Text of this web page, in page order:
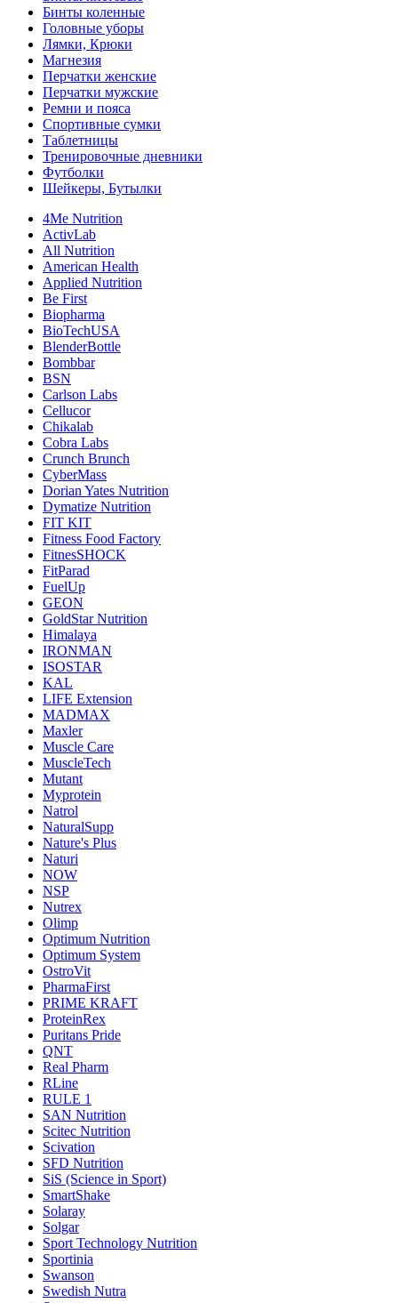
Бинты коленные
Головные уборы
Лямки, Крюки
Магнезия
Перчатки женские
Перчатки мужские
Ремни и пояса
Спортивные сумки
Таблетницы
Тренировочные дневники
Футболки
Шейкеры, Бутылки
4Me Nutrition
ActivLab
All Nutrition
American Health
Applied Nutrition
Be First
Biopharma
BioTechUSA
BlenderBottle
Bombbar
BSN
Carlson Labs
Cellucor
Chikalab
Cobra Labs
Crunch Brunch
CyberMass
Dorian Yates Nutrition
Dymatize Nutrition
FIT KIT
Fitness Food Factory
FitnesSHOCK
FitParad
FuelUp
GEON
GoldStar Nutrition
Himalaya
IRONMAN
ISOSTAR
KAL
LIFE Extension
MADMAX
Maxler
Muscle Care
MuscleTech
Mutant
Myprotein
Natrol
NaturalSupp
Nature's Plus
Naturi
NOW
NSP
Nutrex
Olimp
Optimum Nutrition
Optimum System
OstroVit
PharmaFirst
PRIME KRAFT
ProteinRex
Puritans Pride
QNT
Real Pharm
RLine
RULE 1
SAN Nutrition
Scitec Nutrition
Scivation
SFD Nutrition
SiS (Science in Sport)
SmartShake
Solaray
Solgar
Sport Technology Nutrition
Sportinia
Swanson
Swedish Nutra